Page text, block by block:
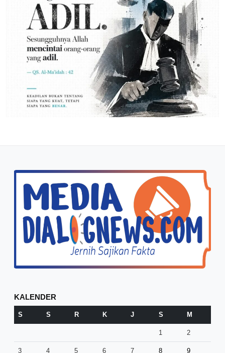
KALENDER
S S R K J S M
1 2
3 4 5 6 7 8 9